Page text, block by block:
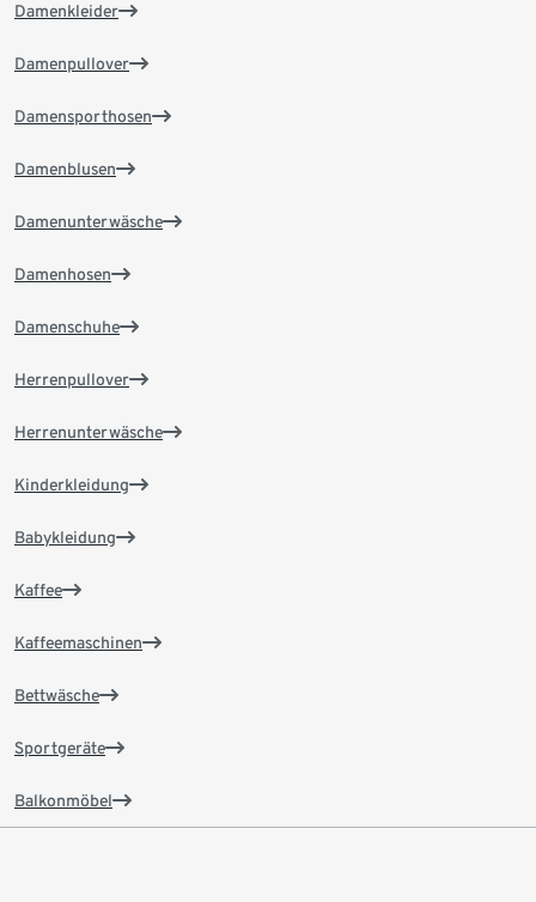
Damenkleider
Damenpullover
Damensporthosen
Damenblusen
Damenunterwäsche
Damenhosen
Damenschuhe
Herrenpullover
Herrenunterwäsche
Kinderkleidung
Babykleidung
Kaffee
Kaffeemaschinen
Bettwäsche
Sportgeräte
Balkonmöbel